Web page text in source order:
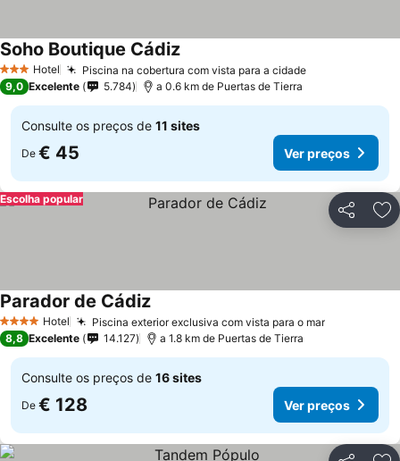
3 EstrelasHotel Piscina na cobertura com vista para a cidadeVer preços
Soho Boutique CádizVer preços
9,0 Excelente 5.784 a 0.6 km de Puertas de Tierra
Consulte os preços de 11 sites
De € 45 Ver preços
Partilhar
Escolha popular
4 EstrelasHotel Piscina exterior exclusiva com vista para o marVer preços
Parador de CádizVer preços
8,8 Excelente 14.127 a 1.8 km de Puertas de Tierra
Consulte os preços de 16 sites
De € 128 Ver preços